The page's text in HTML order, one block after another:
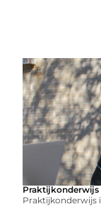
Praktijkonderwijs
Praktijkonderwijs